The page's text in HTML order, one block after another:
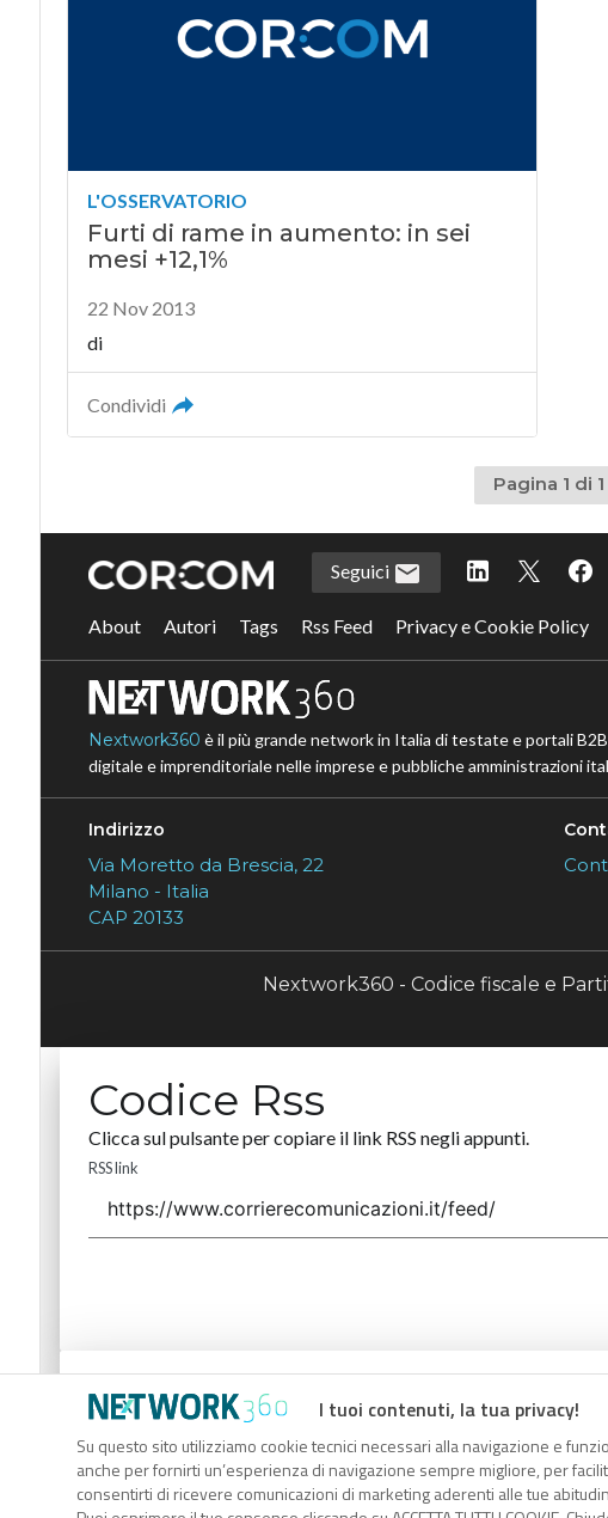
L'OSSERVATORIO
Furti di rame in aumento: in sei
mesi +12,1%
22 Nov 2013
di
Condividi
Pagina 1 di 1
I tuoi contenuti, la tua privacy!
Su questo sito utilizziamo cookie tecnici necessari alla navigazione e
anche per fornirti un’esperienza di navigazione sempre migliore, per
consentirti di ricevere comunicazioni di marketing aderenti alle tue
Seguici
About Autori Tags Rss Feed Privacy e Cookie Policy
Nextwork360 è il più grande network in Italia di testate e portali
digitale e imprenditoriale nelle imprese e pubbliche amministrazioni
Indirizzo
Via Moretto da Brescia, 22
Milano - Italia
CAP 20133
Nextwork360 - Codice fiscale e
Codice Rss
Clicca sul pulsante per copiare il link RSS negli appunti.
RSS link
Codice Rss
Clicca sul pulsante per copiare il link RSS negli appunti.
RSS link